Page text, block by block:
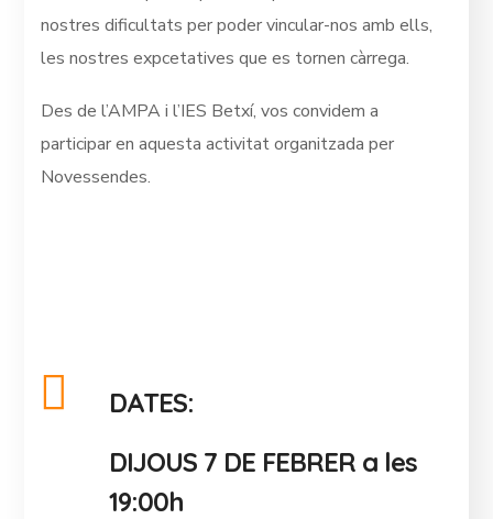
nostres dificultats per poder vincular-nos amb ells,
les nostres expcetatives que es tornen càrrega.
Des de l’AMPA i l’IES Betxí, vos convidem a
participar en aquesta activitat organitzada per
Novessendes.
DATES:
DIJOUS 7 DE FEBRER a les
19:00h